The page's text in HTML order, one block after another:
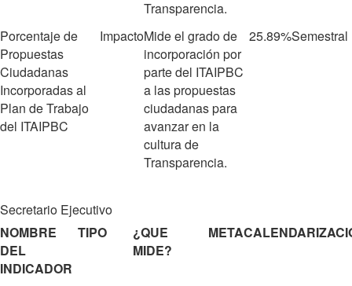
Transparencia.
Porcentaje de
Propuestas
Ciudadanas
Incorporadas al
Plan de Trabajo
del ITAIPBC
ImpactoMide el grado de
incorporación por
parte del ITAIPBC
a las propuestas
ciudadanas para
avanzar en la
cultura de
Transparencia.
25.89%Semestral
Secretario Ejecutivo
NOMBRE
DEL
INDICADOR
TIPO
¿QUE
MIDE?
META